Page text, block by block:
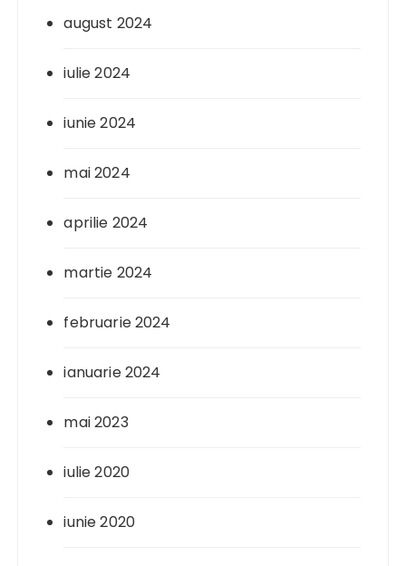
august 2024
iulie 2024
iunie 2024
mai 2024
aprilie 2024
martie 2024
februarie 2024
ianuarie 2024
mai 2023
iulie 2020
iunie 2020